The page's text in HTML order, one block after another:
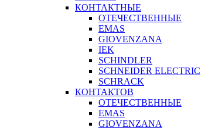
КОНТАКТНЫЕ
ОТЕЧЕСТВЕННЫЕ
EMAS
GIOVENZANA
IEK
SCHINDLER
SCHNEIDER ELECTRIC
SCHRACK
КОНТАКТОВ
ОТЕЧЕСТВЕННЫЕ
EMAS
GIOVENZANA